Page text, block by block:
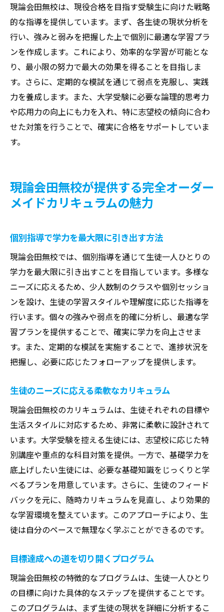
現論会田無校は、現役合格を目指す受験生に向けた戦略
的な指導を提供しています。まず、各生徒の現状分析を
行い、強みと弱みを把握した上で個別に最適な学習プラ
ンを作成します。これにより、効率的な学習が可能とな
り、最小限の努力で最大の効果を得ることを目指しま
す。さらに、定期的な模試を通じて弱点を克服し、実践
力を養成します。また、大学受験に必要な論理的思考力
や応用力の向上にも力を入れ、特に志望校の傾向に合わ
せた対策を行うことで、確実に合格をサポートしていま
す。
現論会田無校が提供する完全オーダー
メイドカリキュラムの魅力
個別指導で学力を最大限に引き出す方法
現論会田無校では、個別指導を通じて生徒一人ひとりの
学力を最大限に引き出すことを目指しています。多様な
ニーズに応えるため、少人数制のクラスや個別セッショ
ンを設け、生徒の学習スタイルや理解度に応じた指導を
行います。個々の強みや弱点を的確に分析し、最適な学
習プランを提供することで、確実に学力を向上させま
す。また、定期的な模試を実施することで、進捗状況を
把握し、必要に応じたフォローアップを提供します。
生徒のニーズに応える柔軟なカリキュラム
現論会田無校のカリキュラムは、生徒それぞれの目標や
生活スタイルに対応するため、非常に柔軟に設計されて
います。大学受験を控える生徒には、志望校に応じた特
別講座や重点的な科目対策を提供。一方で、基礎学力を
底上げしたい生徒には、必要な基礎知識をじっくりと学
べるプランを用意しています。さらに、生徒のフィード
バックを元に、随時カリキュラムを見直し、より効果的
な学習環境を整えています。このアプローチにより、生
徒は自分のペースで無理なく学ぶことができるのです。
目標達成への道を切り開くプログラム
現論会田無校の特徴的なプログラムは、生徒一人ひとり
の目標に向けた具体的なステップを提供することです。
このプログラムは、まず生徒の現状を詳細に分析するこ